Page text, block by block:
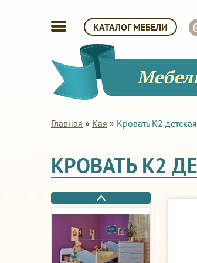
КАТАЛОГ МЕБЕЛИ
Главная » Кая » Кровать К2 детская
КРОВАТЬ К2